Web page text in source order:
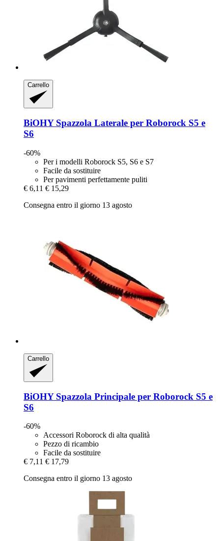
Carrello
BiOHYSpazzola Laterale per Roborock S5 e
S6
-60%
Per i modelli Roborock S5, S6 e S7
Facile da sostituire
Per pavimenti perfettamente puliti
€ 6,11 € 15,29
Consegna entro il giorno 13 agosto
Carrello
BiOHYSpazzola Principale per Roborock S5 e
S6
-60%
Accessori Roborock di alta qualità
Pezzo di ricambio
Facile da sostituire
€ 7,11 € 17,79
Consegna entro il giorno 13 agosto